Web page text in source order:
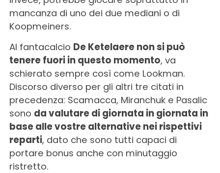
mancanza di uno dei due mediani o di
Koopmeiners.
Al fantacalcio De Ketelaere non si può
tenere fuori in questo momento, va
schierato sempre così come Lookman.
Discorso diverso per gli altri tre citati in
precedenza: Scamacca, Miranchuk e Pasalic
sono da valutare di giornata in giornata in
base alle vostre alternative nei rispettivi
reparti, dato che sono tutti capaci di
portare bonus anche con minutaggio
ristretto.